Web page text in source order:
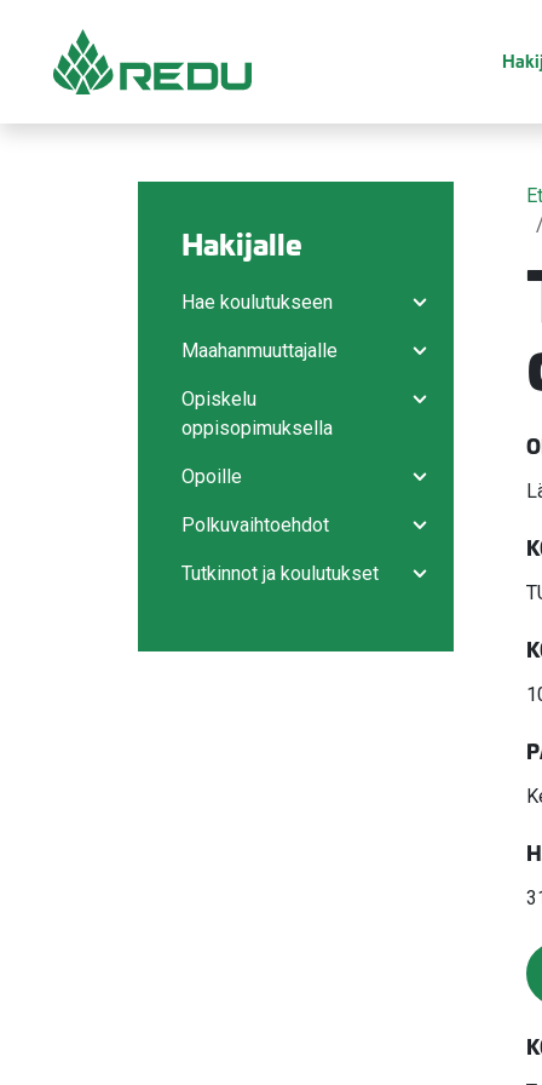
Hakijalle
Avaa/sulje
Hae koulutukseen
Avaa/sulje
Maahanmuuttajalle
Opiskelu
oppisopimuksella
Avaa/sulje
Opoille
Avaa/sulje
Polkuvaihtoehdot
Avaa/sulje
Tutkinnot ja koulutukset